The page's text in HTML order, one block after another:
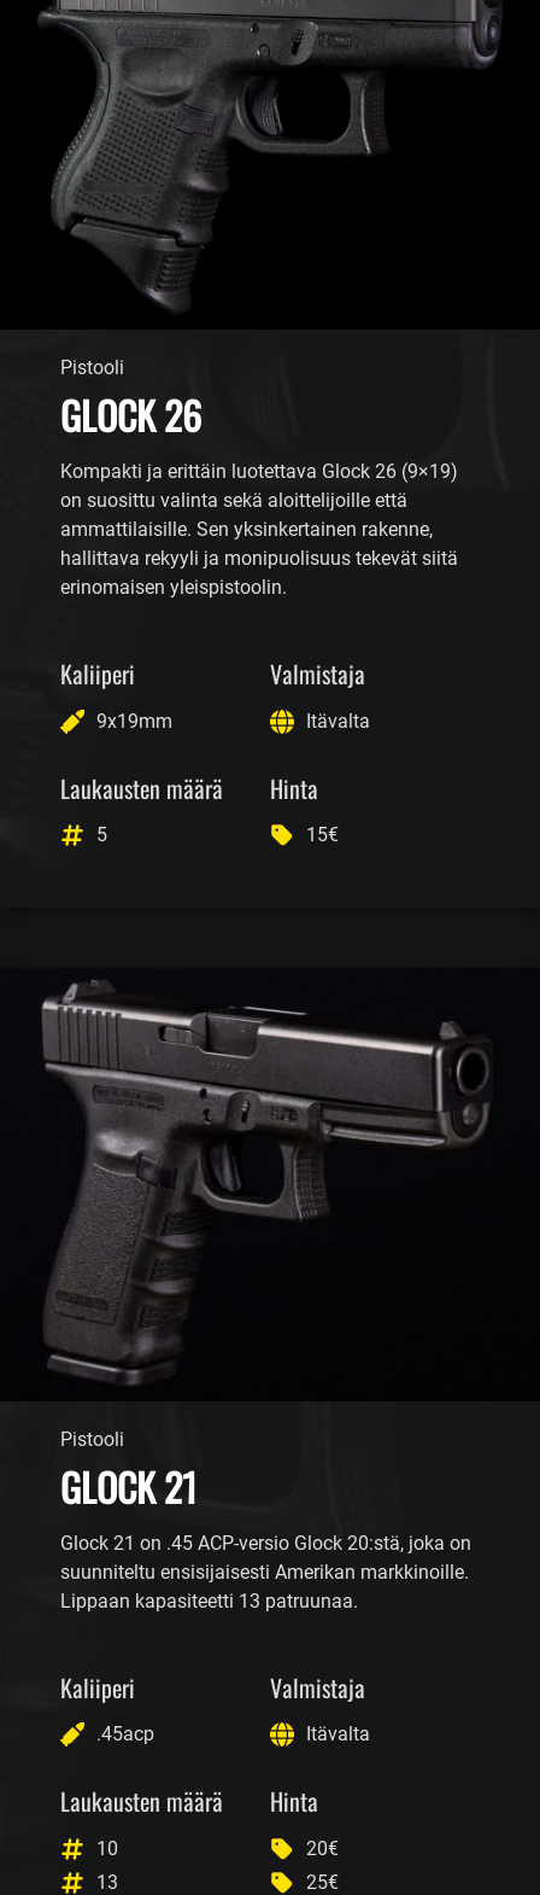
Pistooli
GLOCK 26
Kompakti ja erittäin luotettava Glock 26 (9×19)
on suosittu valinta sekä aloittelijoille että
ammattilaisille. Sen yksinkertainen rakenne,
hallittava rekyyli ja monipuolisuus tekevät siitä
erinomaisen yleispistoolin.
Kaliiperi
9x19mm
Valmistaja
Itävalta
Laukausten määrä
5
Hinta
15€
Pistooli
GLOCK 21
Glock 21 on .45 ACP-versio Glock 20:stä, joka on
suunniteltu ensisijaisesti Amerikan markkinoille.
Lippaan kapasiteetti 13 patruunaa.
Kaliiperi
.45acp
Valmistaja
Itävalta
Laukausten määrä
10
13
Hinta
20€
25€